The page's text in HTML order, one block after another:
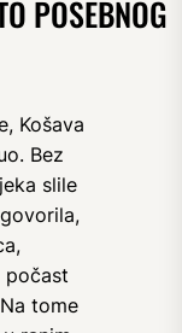
POSEBNOG
Košava
Bez
slile
počast
tome